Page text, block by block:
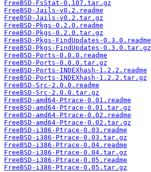
FreeBSD-FsStat-0.107.tar.gz
FreeBSD-Jails-v0.2.readme
FreeBSD-Jails-v0.2.tar.gz
FreeBSD-Pkgs-0.2.0.readme
FreeBSD-Pkgs-0.2.0.tar.gz
FreeBSD-Pkgs-FindUpdates-0.3.0.readme
FreeBSD-Pkgs-FindUpdates-0.3.0.tar.gz
FreeBSD-Ports-0.0.0.readme
FreeBSD-Ports-0.0.0.tar.gz
FreeBSD-Ports-INDEXhash-1.2.2.readme
FreeBSD-Ports-INDEXhash-1.2.2.tar.gz
FreeBSD-Src-2.0.0.readme
FreeBSD-Src-2.0.0.tar.gz
FreeBSD-amd64-Ptrace-0.01.readme
FreeBSD-amd64-Ptrace-0.01.tar.gz
FreeBSD-amd64-Ptrace-0.02.readme
FreeBSD-amd64-Ptrace-0.02.tar.gz
FreeBSD-i386-Ptrace-0.03.readme
FreeBSD-i386-Ptrace-0.03.tar.gz
FreeBSD-i386-Ptrace-0.04.readme
FreeBSD-i386-Ptrace-0.04.tar.gz
FreeBSD-i386-Ptrace-0.05.readme
FreeBSD-i386-Ptrace-0.05.tar.gz